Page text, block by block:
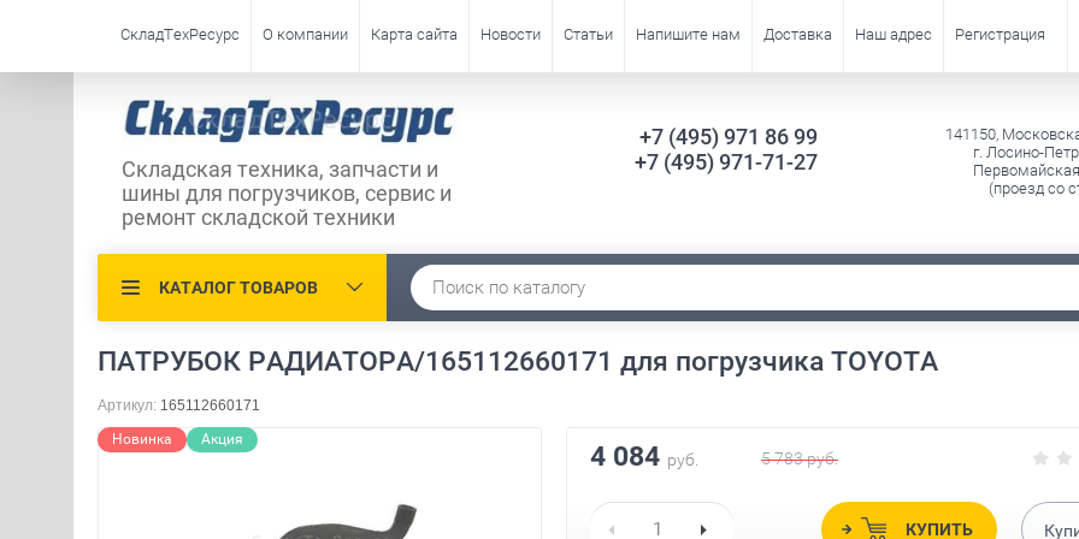
СкладТехРесурс О компании Карта сайта Новости Статьи Напишите нам Доставка Наш адрес Регистрация
Складская техника, запчасти и
шины для погрузчиков, сервис и
ремонт складской техники
+7 (495) 971 86 99
+7 (495) 971-71-27
141150,
г. Лосино-
(проезд со
КАТАЛОГ ТОВАРОВ
ПАТРУБОК РАДИАТОРА/165112660171 для погрузчика TOYOTA
Артикул: 165112660171
Новинка
Акция
5 783руб.
4 084 руб.
КУПИТЬ